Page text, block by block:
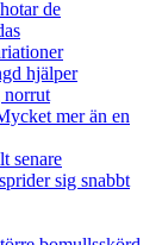
de
hjälper
norrut
mer än en
senare
sig snabbt